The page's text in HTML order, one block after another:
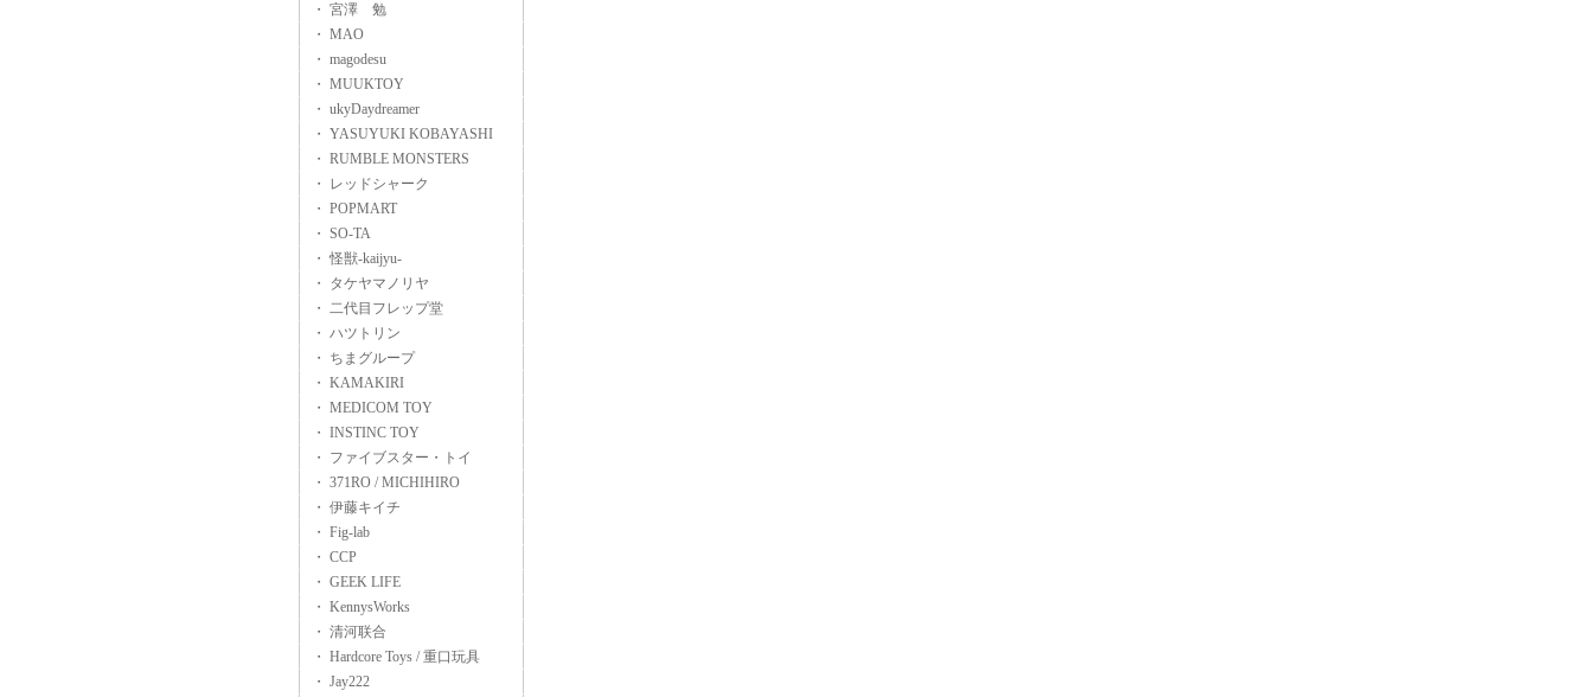
・ 宮澤 勉
・ MAO
・ magodesu
・ MUUKTOY
・ ukyDaydreamer
・ YASUYUKI KOBAYASHI
・ RUMBLE MONSTERS
・ レッドシャーク
・ POPMART
・ SO-TA
・ 怪獣-kaijyu-
・ タケヤマノリヤ
・ 二代目フレップ堂
・ ハツトリン
・ ちまグループ
・ KAMAKIRI
・ MEDICOM TOY
・ INSTINC TOY
・ ファイブスター・トイ
・ 371RO / MICHIHIRO
・ 伊藤キイチ
・ Fig-lab
・ CCP
・ GEEK LIFE
・ KennysWorks
・ 清河联合
・ Hardcore Toys / 重口玩具
・ Jay222